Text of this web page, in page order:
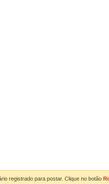
registrado para postar. Clique no botão